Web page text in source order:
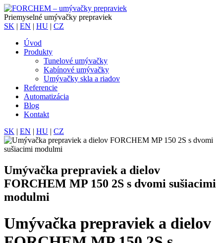
Priemyselné umývačky prepraviek
SK | EN | HU | CZ
Úvod
Produkty
Tunelové umývačky
Kabínové umývačky
Umývačky skla a riadov
Referencie
Automatizácia
Blog
Kontakt
SK | EN | HU | CZ
Umývačka prepraviek a dielov
FORCHEM MP 150 2S s dvomi sušiacimi
modulmi
Umývačka prepraviek a dielov